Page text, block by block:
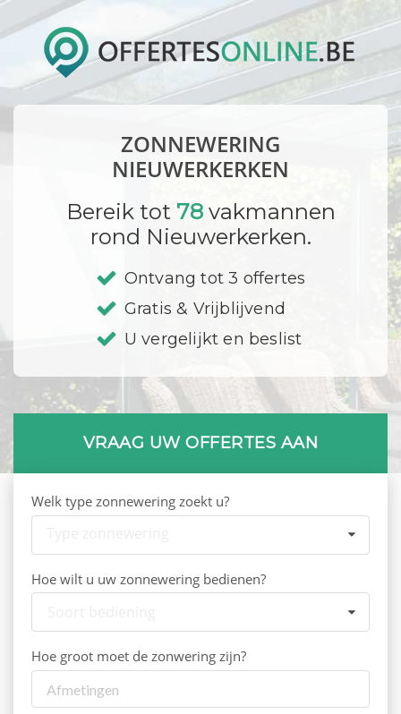
ZONNEWERING
NIEUWERKERKEN
Bereik tot 78vakmannen
rond Nieuwerkerken.
Ontvang tot 3 offertes
Gratis & Vrijblijvend
U vergelijkt en beslist
VRAAG UW OFFERTES AAN
Welk type zonnewering zoekt u?
Hoe wilt u uw zonnewering bedienen?
Hoe groot moet de zonwering zijn?